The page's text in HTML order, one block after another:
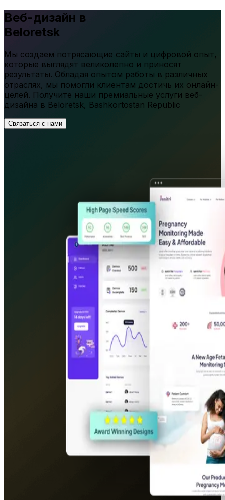
Веб-дизайн в
Beloretsk
Мы создаем потрясающие сайты и цифровой опыт,
которые выглядят великолепно и приносят
результаты. Обладая опытом работы в различных
отраслях, мы помогли клиентам достичь их онлайн-
целей. Получите наши премиальные услуги веб-
дизайна в Beloretsk, Bashkortostan Republic
Связаться с нами